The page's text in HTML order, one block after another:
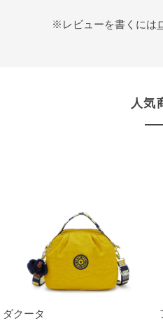
※レビューを書くには
人気
ダクータ